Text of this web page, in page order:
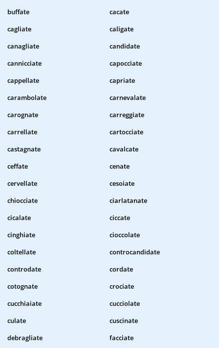
buffate
cacate
cagliate
caligate
canagliate
candidate
cannicciate
capocciate
cappellate
capriate
carambolate
carnevalate
carognate
carreggiate
carrellate
cartocciate
castagnate
cavalcate
ceffate
cenate
cervellate
cesoiate
chiocciate
ciarlatanate
cicalate
ciccate
cinghiate
cioccolate
coltellate
controcandidate
controdate
cordate
cotognate
crociate
cucchiaiate
cucciolate
culate
cuscinate
debragliate
facciate